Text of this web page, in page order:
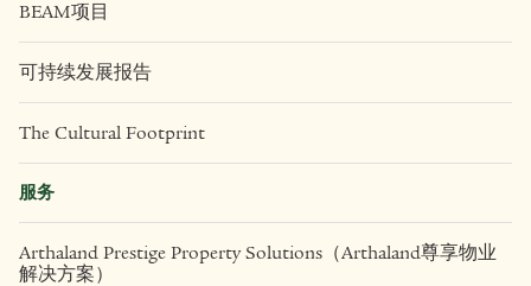
BEAM项目
可持续发展报告
The Cultural Footprint
服务
Arthaland Prestige Property Solutions（Arthaland尊享物业
解决方案）